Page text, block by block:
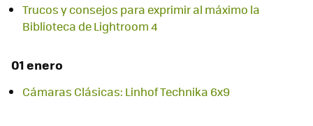
Trucos y consejos para exprimir al máximo la
Biblioteca de Lightroom 4
01 enero
Cámaras Clásicas: Linhof Technika 6x9